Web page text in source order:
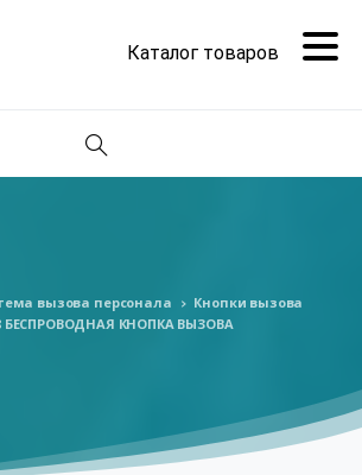
Поиск
вызова персонала
Кнопки вызова
БЕСПРОВОДНАЯ КНОПКА ВЫЗОВА